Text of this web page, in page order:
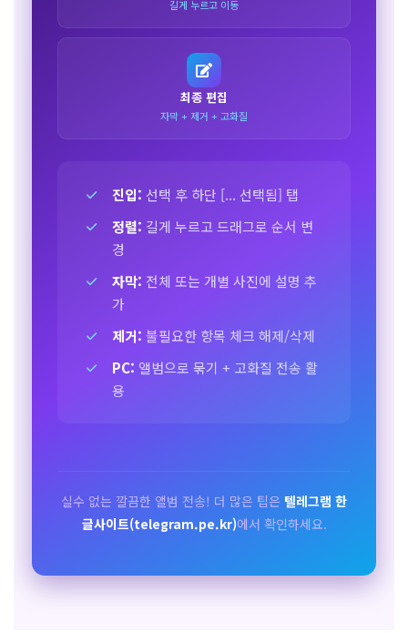
길게 누르고 이동
최종 편집
자막 + 제거 + 고화질
진입: 선택 후 하단 [... 선택됨] 탭
정렬: 길게 누르고 드래그로 순서 변
경
자막: 전체 또는 개별 사진에 설명 추
가
제거: 불필요한 항목 체크 해제/삭제
PC: 앨범으로 묶기 + 고화질 전송 활
용
실수 없는 깔끔한 앨범 전송! 더 많은 팁은 텔레그램 한
글사이트(telegram.pe.kr)에서 확인하세요.